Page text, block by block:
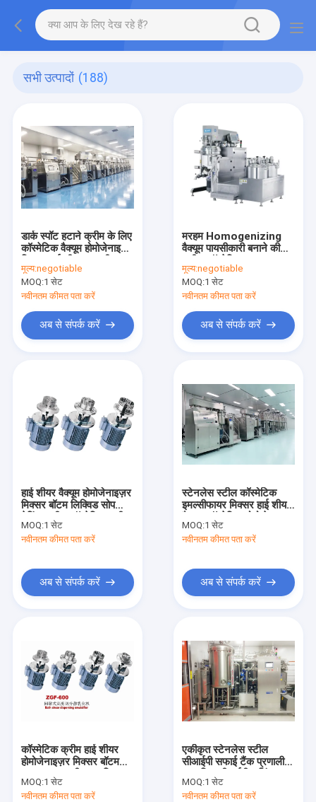
सभी उत्पादों (188)
डार्क स्पॉट हटाने क्रीम के लिए
कॉस्मेटिक वैक्यूम होमोजेनाइज़र
मूल्य:negotiable
MOQ:1 सेट
नवीनतम कीमत पता करें
अब से संपर्क करें
मरहम Homogenizing
वैक्यूम पायसीकारी बनाने की
मूल्य:negotiable
MOQ:1 सेट
नवीनतम कीमत पता करें
अब से संपर्क करें
हाई शीयर वैक्यूम होमोजेनाइज़र
मिक्सर बॉटम लिक्विड सोप
मेकिंग मशीन कॉस्मेटिक क्रीम
MOQ:1 सेट
नवीनतम कीमत पता करें
अब से संपर्क करें
स्टेनलेस स्टील कॉस्मेटिक
इमल्सीफायर मिक्सर हाई शीयर
वैक्यूम कॉस्मेटिक होमोजेनाइज़र
मिक्सर
MOQ:1 सेट
नवीनतम कीमत पता करें
अब से संपर्क करें
कॉस्मेटिक क्रीम हाई शीयर
होमोजेनाइज़र मिक्सर बॉटम
इनलाइन इमल्सीफायर मिक्सर
MOQ:1 सेट
नवीनतम कीमत पता करें
एकीकृत स्टेनलेस स्टील
सीआईपी सफाई टैंक प्रणाली
स्वचालित सीआईपी वाशिंग
सिस्टम
MOQ:1 सेट
नवीनतम कीमत पता करें